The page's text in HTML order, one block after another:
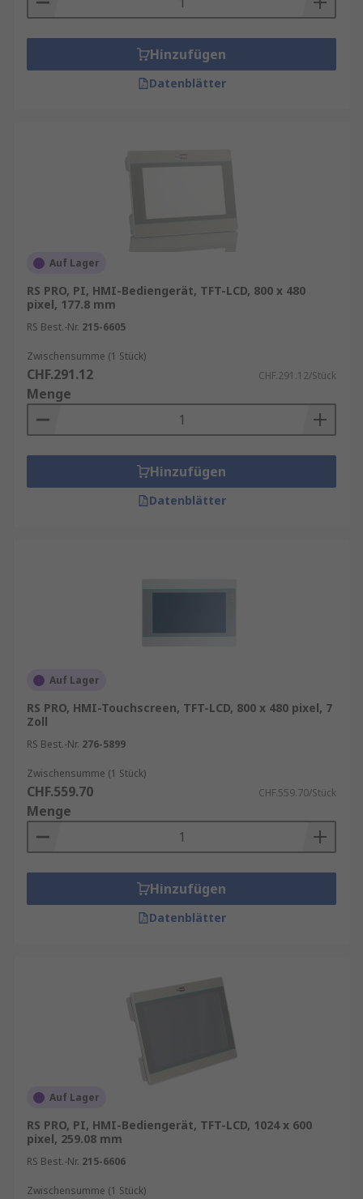
Hinzufügen
Datenblätter
Auf Lager
RS PRO, PI, HMI-Bediengerät, TFT-LCD, 800 x 480
pixel, 177.8 mm
RS Best.-Nr. 215-6605
Zwischensumme (1 Stück)
CHF.291.12 CHF.291.12/Stück
Menge
Hinzufügen
Datenblätter
Auf Lager
RS PRO, HMI-Touchscreen, TFT-LCD, 800 x 480 pixel, 7
Zoll
RS Best.-Nr. 276-5899
Zwischensumme (1 Stück)
CHF.559.70 CHF.559.70/Stück
Menge
Hinzufügen
Datenblätter
Auf Lager
RS PRO, PI, HMI-Bediengerät, TFT-LCD, 1024 x 600
pixel, 259.08 mm
RS Best.-Nr. 215-6606
Zwischensumme (1 Stück)